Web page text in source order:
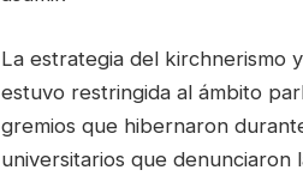
La estrategia del kirchnerismo
estuvo restringida al ámbito
gremios que hibernaron
universitarios que